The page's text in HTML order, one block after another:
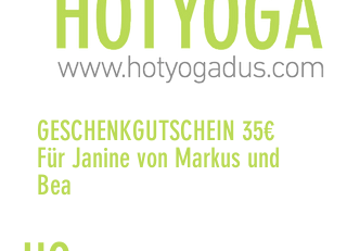
GESCHENKGUTSCHEIN 35€
Für Janine von Markus und
Bea